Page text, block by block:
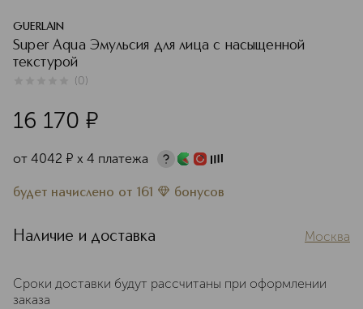
GUERLAIN
Super Aqua Эмульсия для лица с насыщенной
текстурой
(0)
16 170 ¤
от 4042 ¤ х 4 платежа
будет начислено от 161 бонусов
Наличие и доставка Москва
Сроки доставки будут рассчитаны при оформлении
заказа